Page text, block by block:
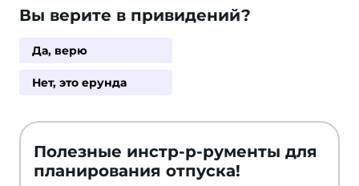
Вы верите в привидений?
Да, верю
Нет, это ерунда
Полезные инстр-р-рументы для
планирования отпуска!